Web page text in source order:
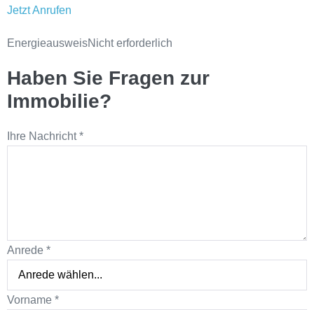
Jetzt Anrufen
EnergieausweisNicht erforderlich
Haben Sie Fragen zur
Immobilie?
Ihre Nachricht*
Anrede *
Vorname *